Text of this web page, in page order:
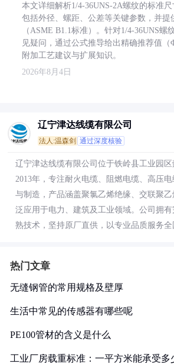
本文详细解析1/4-36UNS-2A螺纹的标准尺
包括外径、螺距、公差等关键参数，并提
（ASME B1.1标准）。针对1/4-36UNS螺
见疑问，通过公式推导给出精确推荐值（
附加工艺建议与扩展知识。
2026年8月4日
辽宁津达线缆有限公司
法人:温森剑 通过深度核验
辽宁津达线缆有限公司位于铁岭县工业园
2013年，专注耐火电缆、阻燃电缆、高压
与制造，产品涵盖聚氯乙烯绝缘、交联聚
泛应用于电力、建筑及工业领域。公司拥
熟技术，坚持原厂直供，以专业品质服务全
热门文章
无缝钢管的常用规格及壁厚
生活中常见的传感器有哪些呢
PE100管材的含义是什么
工业厂房载重标准：一平方米能承受多